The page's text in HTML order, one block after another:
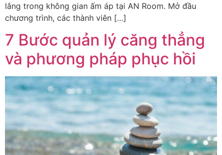
lắng trong không gian ấm áp tại AN Room. Mở đầu
chương trình, các thành viên […]
7 Bước quản lý căng thẳng
và phương pháp phục hồi